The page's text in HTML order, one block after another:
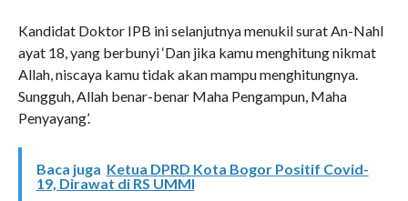
Kandidat Doktor IPB ini selanjutnya menukil surat An-Nahl
ayat 18, yang berbunyi ‘Dan jika kamu menghitung nikmat
Allah, niscaya kamu tidak akan mampu menghitungnya.
Sungguh, Allah benar-benar Maha Pengampun, Maha
Penyayang’.
Baca juga Ketua DPRD Kota Bogor Positif Covid-
19, Dirawat di RS UMMI